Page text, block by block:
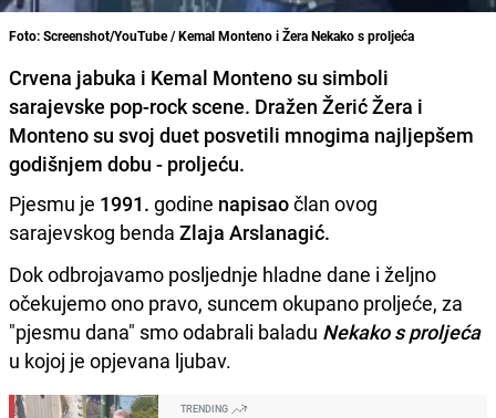
Foto: Screenshot/YouTube / Kemal Monteno i Žera Nekako s proljeća
Crvena jabuka i Kemal Monteno su simboli
sarajevske pop-rock scene. Dražen Žerić Žera i
Monteno su svoj duet posvetili mnogima najljepšem
godišnjem dobu - proljeću.
Pjesmu je 1991. godine napisaočlan ovog
sarajevskog benda Zlaja Arslanagić.
Dok odbrojavamo posljednje hladne dane i željno
očekujemo ono pravo, suncem okupano proljeće, za
"pjesmu dana" smo odabrali baladu Nekako s proljeća
u kojoj je opjevana ljubav.
TRENDING